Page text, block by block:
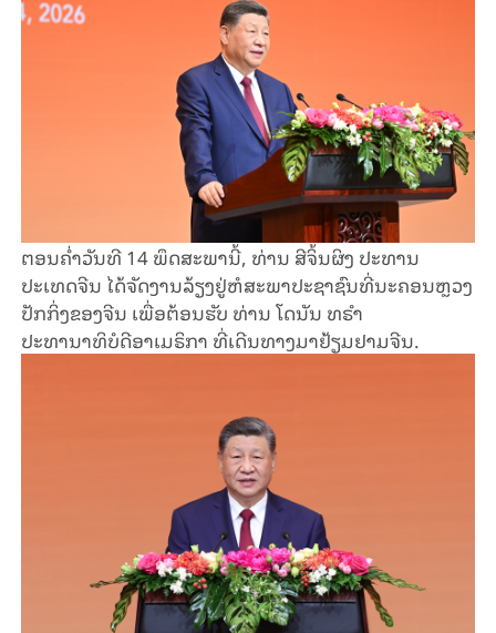
ຕອນຄ່ຳວັນທີ 14 ພຶດສະພານີ້, ທ່ານ ສີຈິ້ນຜິງ ປະທານ
ປະເທດຈີນ ໄດ້ຈັດງານລ້ຽງຢູ່ຫໍສະພາປະຊາຊົນທີ່ນະຄອນຫຼວງ
ປັກກິ່ງຂອງຈີນ ເພື່ອຕ້ອນຮັບ ທ່ານ ໂດນັນ ທຣຳ
ປະທານາທິບໍດີອາເມຣິກາ ທີ່ເດີນທາງມາຢ້ຽມຢາມຈີນ.